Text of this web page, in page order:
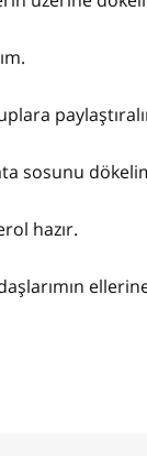
sosunu
hazır.